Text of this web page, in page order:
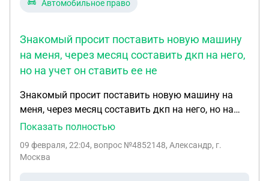
Автомобильное право
Знакомый просит поставить новую машину
на меня, через месяц составить дкп на него,
но на учет он ставить ее не
Знакомый просит поставить новую машину на
меня, через месяц составить дкп на него, но на
учет он ставить ее не собирается, говорит через
заявление на снятие с учета автомобиля. Он
Показать полностью
09 февраля, 22:04, вопрос №4852148, Александр, г.
Москва